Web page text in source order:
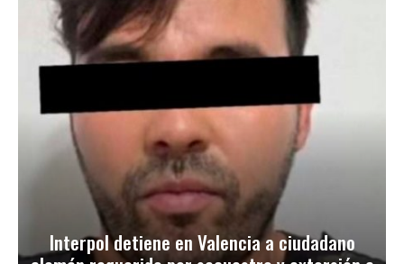
Interpol detiene en Valencia a ciudadano